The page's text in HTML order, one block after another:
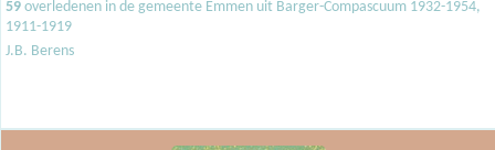
59 overledenen in de gemeente Emmen uit Barger-Compascuum 1932-1954,
1911-1919
J.B. Berens